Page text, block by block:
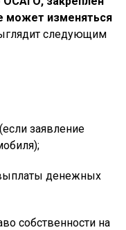
может изменяться
следующим
заявление
денежных
собственности на